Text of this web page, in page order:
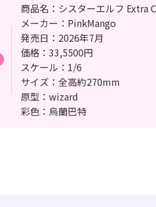
商品名：シスターエルフ
メーカー：PinkMango
発売日：2026年7月
価格：33,5500円
スケール：1/6
サイズ：全高約270mm
原型：wizard
彩色：烏蘭巴特